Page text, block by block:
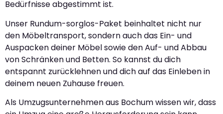
Bedürfnisse abgestimmt ist.
Unser Rundum-sorglos-Paket beinhaltet nicht nur
den Möbeltransport, sondern auch das Ein- und
Auspacken deiner Möbel sowie den Auf- und Abbau
von Schränken und Betten. So kannst du dich
entspannt zurücklehnen und dich auf das Einleben in
deinem neuen Zuhause freuen.
Als Umzugsunternehmen aus Bochum wissen wir, dass